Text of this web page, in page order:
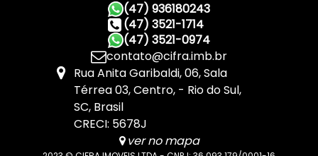
(47) 936180243
(47) 3521-1714
(47) 3521-0974
contato@cifra.imb.br
Rua Anita Garibaldi,06,Sala
Térrea 03,Centro, Rio do Sul,
SC, Brasil
CRECI: 5678J
ver no mapa